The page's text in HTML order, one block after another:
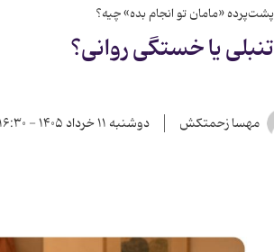
پشت‌پرده «مامان تو انجام بده» چیه؟
تنبلی یا خستگی روانی؟
مهسا زحمتکش دوشنبه ۱۱ خرداد ۱۴۰۵ - ۱۶:۳۰